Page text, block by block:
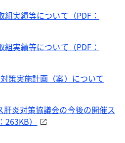
実績等について（PDF：
実績等について（PDF：
策実施計画（案）について
肝炎対策協議会の今後の開催ス
）